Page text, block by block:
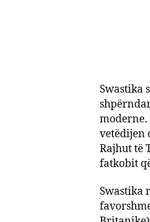
Swastika
moderne.
vetëdijen
Rajhut të
fatkobit
Swastika